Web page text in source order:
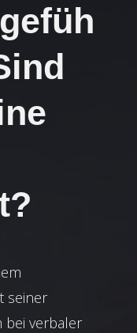
seiner
bei verbaler